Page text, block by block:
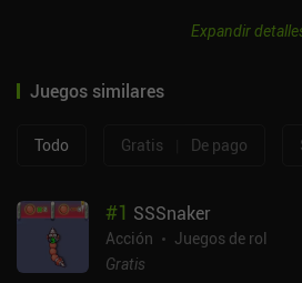
Expandir
Juegos similares
Todo Gratis De pago
#1 SSSnaker
Acción
Juegos de rol
Gratis